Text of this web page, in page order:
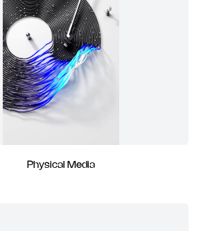
Physical Media